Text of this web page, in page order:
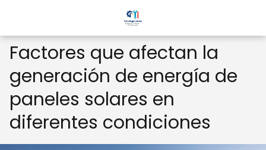
Factores que afectan la
generación de energía de
paneles solares en
diferentes condiciones